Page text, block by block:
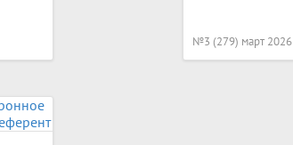
№3 (279) март 2026